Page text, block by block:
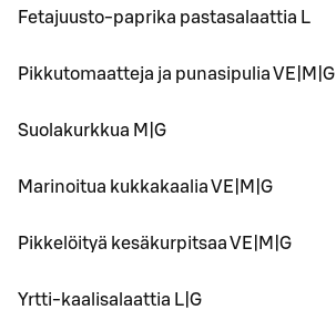
Fetajuusto-paprika pastasalaattia L
Pikkutomaatteja ja punasipulia VE|M|G
Suolakurkkua M|G
Marinoitua kukkakaalia VE|M|G
Pikkelöityä kesäkurpitsaa VE|M|G
Yrtti-kaalisalaattia L|G